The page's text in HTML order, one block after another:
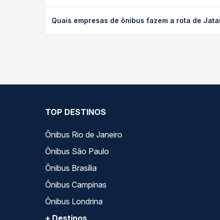
antecedência da compra. Na Quero Passagem
Quais empresas de ônibus fazem a rota de
TOP DESTINOS
Ônibus Rio de Janeiro
Ônibus São Paulo
Ônibus Brasília
Ônibus Campinas
Ônibus Londrina
+ Destinos